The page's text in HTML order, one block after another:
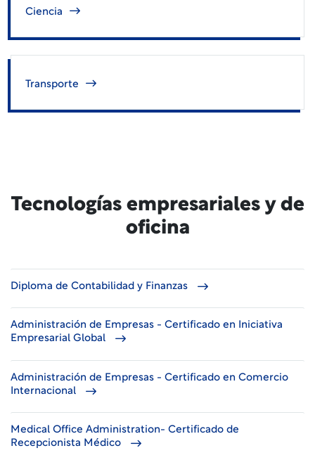
Ciencia
Transporte
Tecnologías empresariales y de
oficina
Diploma de Contabilidad y Finanzas
Administración de Empresas - Certificado en Iniciativa
Empresarial Global
Administración de Empresas - Certificado en Comercio
Internacional
Medical Office Administration- Certificado de
Recepcionista Médico